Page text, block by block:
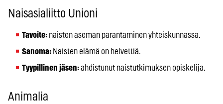
Naisasialiitto Unioni
Tavoite: naisten aseman parantaminen yhteiskunnassa.
Sanoma: Naisten elämä on helvettiä.
Tyypillinen jäsen:ahdistunut naistutkimuksen opiskelija.
Animalia